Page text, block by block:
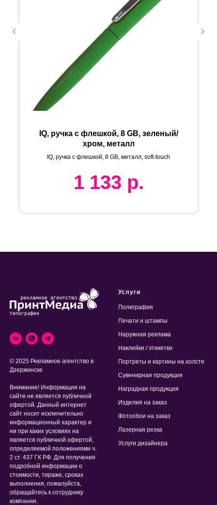
IQ, ручка с флешкой, 8 GB, зеленый/
хром, металл
IQ, ручка с флешкой, 8 GB, металл, soft-touch
1 133 р.
© 2025 Рекламное агентство в
Дзержинске
Внимание! Информация на
сайте не является публичной
офертой. Данный интернет
сайт носит исключительно
информационный характер и
ни при каких условиях на
является публичной офертой,
определяемой положениями ч.
2 ст. 437 ГК РФ. Для получения
подробной информации о
стоимости, тираже, сроках
выполнения, пожалуйста,
обращайтесь к сотруднику
компании.
Услуги
Полиграфия
Печати и штампы
Наружная реклама
Наклейки / этикетки
Портреты и картины на холсте
Сувенирная продукция
Наградная продукция
Изделия на заказ
Фотообои на заказ
Лазерная резка
Услуги дизайнера